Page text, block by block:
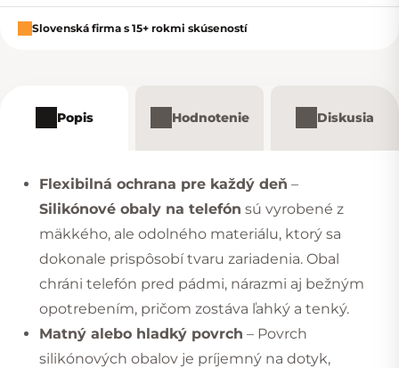
Slovenská firma s 15+ rokmi skúseností
Popis Hodnotenie Diskusia
Flexibilná ochrana pre každý deň –
Silikónové obaly na telefón sú vyrobené z
mäkkého, ale odolného materiálu, ktorý sa
dokonale prispôsobí tvaru zariadenia. Obal
chráni telefón pred pádmi, nárazmi aj bežným
opotrebením, pričom zostáva ľahký a tenký.
Matný alebo hladký povrch – Povrch
silikónových obalov je príjemný na dotyk,